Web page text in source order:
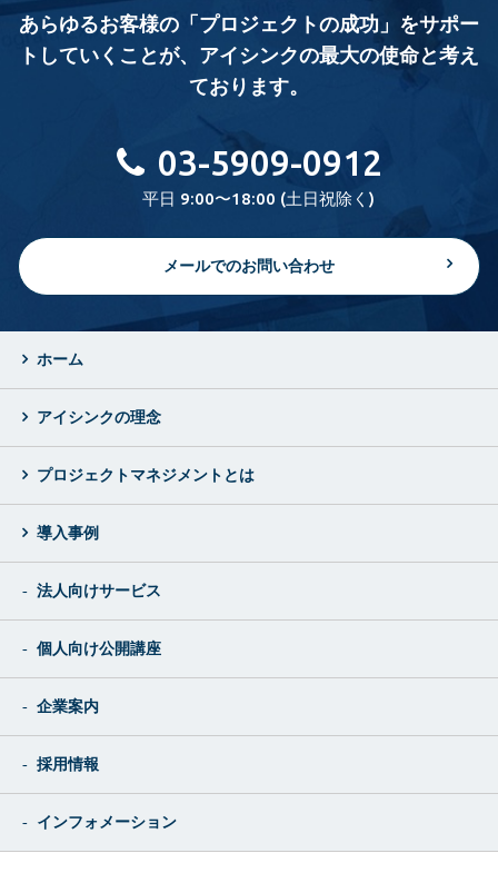
あらゆるお客様の「プロジェクトの成功」をサポー
トしていくことが、 アイシンクの最大の使命と考え
ております。
03-5909-0912
平日 9:00〜18:00 (土日祝除く)
メールでのお問い合わせ
ホーム
アイシンクの理念
プロジェクトマネジメントとは
導入事例
法人向けサービス
個人向け公開講座
企業案内
採用情報
インフォメーション